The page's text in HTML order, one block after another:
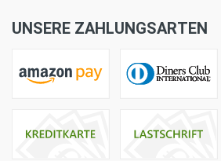
UNSERE ZAHLUNGSARTEN